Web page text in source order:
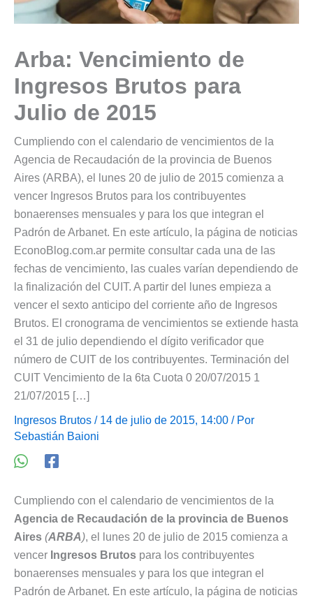
Arba: Vencimiento de
Ingresos Brutos para
Julio de 2015
Cumpliendo con el calendario de vencimientos de la
Agencia de Recaudación de la provincia de Buenos
Aires (ARBA), el lunes 20 de julio de 2015 comienza a
vencer Ingresos Brutos para los contribuyentes
bonaerenses mensuales y para los que integran el
Padrón de Arbanet. En este artículo, la página de noticias
EconoBlog.com.ar permite consultar cada una de las
fechas de vencimiento, las cuales varían dependiendo de
la finalización del CUIT. A partir del lunes empieza a
vencer el sexto anticipo del corriente año de Ingresos
Brutos. El cronograma de vencimientos se extiende hasta
el 31 de julio dependiendo el dígito verificador que
número de CUIT de los contribuyentes. Terminación del
CUIT Vencimiento de la 6ta Cuota 0 20/07/2015 1
21/07/2015 […]
Ingresos Brutos / 14 de julio de 2015, 14:00 / Por
Sebastián Baioni
Cumpliendo con el calendario de vencimientos de la
Agencia de Recaudación de la provincia de Buenos
Aires (ARBA), el lunes 20 de julio de 2015 comienza a
vencer Ingresos Brutos para los contribuyentes
bonaerenses mensuales y para los que integran el
Padrón de Arbanet. En este artículo, la página de noticias